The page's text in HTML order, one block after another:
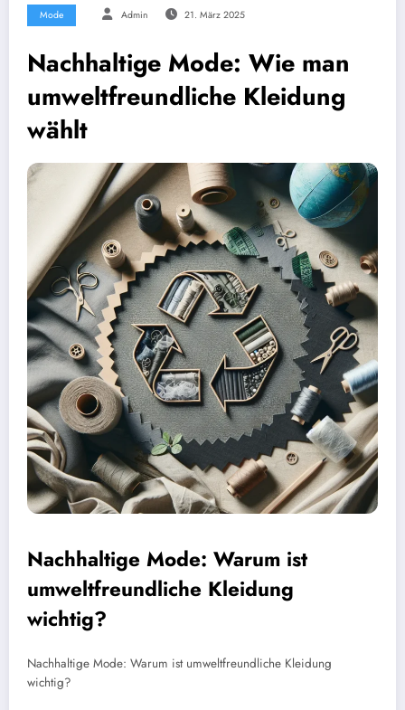
Mode Admin 21. März 2025
Nachhaltige Mode: Wie man
umweltfreundliche Kleidung
wählt
Nachhaltige Mode: Warum ist
umweltfreundliche Kleidung
wichtig?
Nachhaltige Mode: Warum ist umweltfreundliche Kleidung
wichtig?